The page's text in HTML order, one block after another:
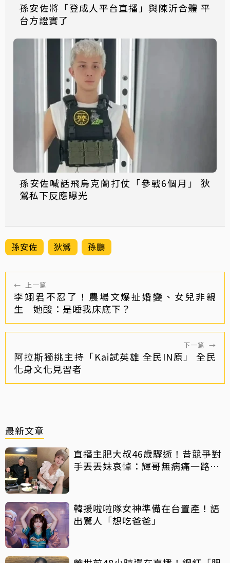
孫安佐將「登成人平台直播」與陳沂合體 平
台方證實了
孫安佐喊話飛烏克蘭打仗「參戰6個月」 狄
鶯私下反應曝光
孫安佐 狄鶯 孫鵬
← 上一篇
李翊君不忍了！農場文爆扯婚變、女兒非親
生 她酸：是睡我床底下？
下一篇 →
阿拉斯獨挑主持「Kai試英雄 全民IN原」 全民
化身文化見習者
最新文章
直播主肥大叔46歲驟逝！昔競爭對
手丟丟妹哀悼：輝哥無病痛一路好
韓援啦啦隊女神準備在台置產！語
出驚人「想吃爸爸」